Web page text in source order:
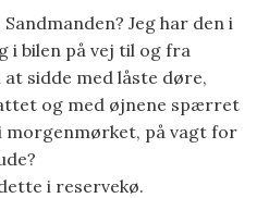
Jeg har den i
i bilen på vej til og fra
sidde med låste døre,
og med øjnene spærret
morgenmørket, på vagt for
i reservekø.